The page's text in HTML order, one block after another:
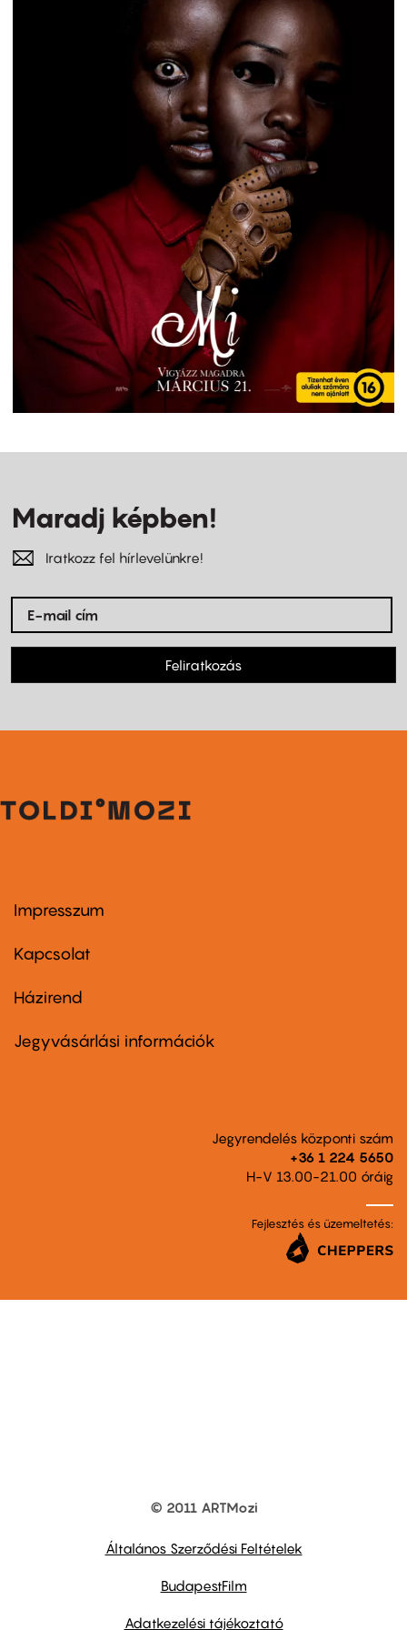
Maradj képben!
Iratkozz fel hírlevelünkre!
Feliratkozás
Footer
first
Impresszum
Kapcsolat
Footer
second
Házirend
Jegyvásárlási információk
Jegyrendelés központi szám
+36 1 224 5650
H-V 13.00-21.00 óráig
Fejlesztés és üzemeltetés:
© 2011 ARTMozi
Általános Szerződési Feltételek
BudapestFilm
Adatkezelési tájékoztató